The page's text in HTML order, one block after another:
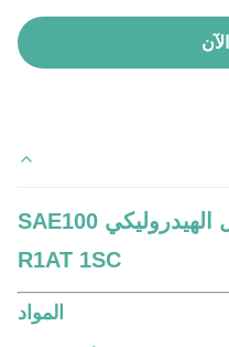
الحبل الهيدروليكي الحبل الهيدروليكي SAE100
R1AT 1SC
المواد